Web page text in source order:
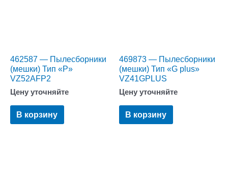
462587 — Пылесборники
(мешки) Тип «P»
VZ52AFP2
Цену уточняйте
В корзину
469873 — Пылесборники
(мешки) Тип «G plus»
VZ41GPLUS
Цену уточняйте
В корзину